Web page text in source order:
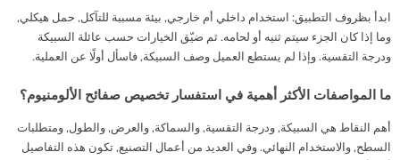
ابدأ بظروف التطبيق: استخدام داخلي أم خارجي, بيئة مسببة للتآكل, حمل هيكلي,
وما إذا كان الجزء سيتم ثنيه أو لحامه. ثم ضيّق الخيارات حسب عائلة السبيكة
ودرجة التقسية. وإذا لم يستطع العميل وصف السبيكة, فاسأل أولًا عن العملية.
ما المواصفات الأكثر أهمية في استفسار تخصيص صفائح الألومنيوم؟
أهم النقاط هي السبيكة, ودرجة التقسية, والسماكة, والعرض, والطول, ومتطلبات
السطح, والاستخدام النهائي. وفي العديد من أعمال التصنيع, تكون هذه التفاصيل